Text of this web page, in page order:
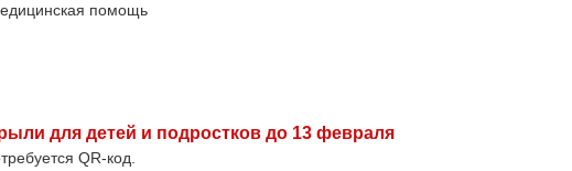
помощь
для детей и подростков до 13 февраля
QR-код.